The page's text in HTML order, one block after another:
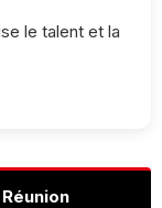
le talent et la